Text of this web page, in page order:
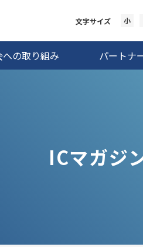
文字サイズ 小
への取り組み パートナ
ICマガジ